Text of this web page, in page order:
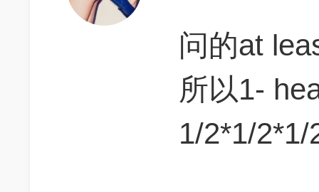
问的at
所以1-
1/2*1/2*1/